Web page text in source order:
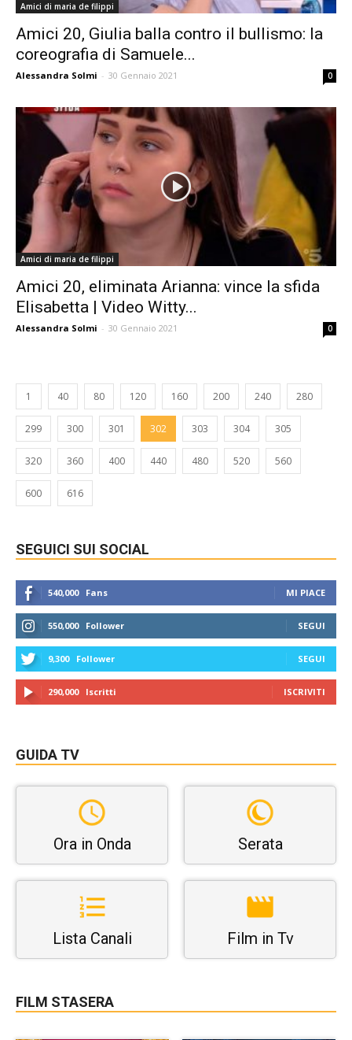
Amici di maria de filippi
Amici 20, Giulia balla contro il bullismo: la
coreografia di Samuele...
Alessandra Solmi - 30 Gennaio 2021 0
Amici di maria de filippi
Amici 20, eliminata Arianna: vince la sfida
Elisabetta | Video Witty...
Alessandra Solmi - 30 Gennaio 2021 0
1 40 80 120 160 200 240 280
299 300 301 302 303 304 305
320 360 400 440 480 520 560
600 616
SEGUICI SUI SOCIAL
540,000 Fans MI PIACE
550,000 Follower SEGUI
9,300 Follower SEGUI
290,000 Iscritti ISCRIVITI
GUIDA TV
Ora in Onda Serata
Lista Canali Film in Tv
FILM STASERA